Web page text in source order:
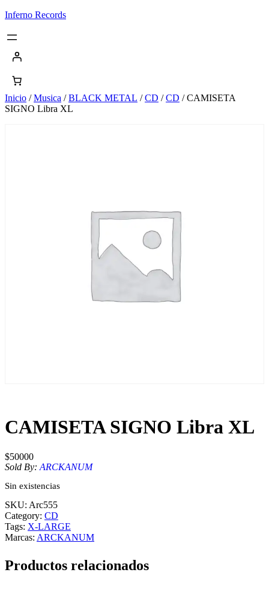
Saltar
contenido
Inferno Records
Inicio /Musica /BLACK METAL /CD /CD / CAMISETA
SIGNO Libra XL
CAMISETA SIGNO Libra XL
$50000
Sold By: ARCKANUM
Sin existencias
SKU: Arc555
Category: CD
Tags: X-LARGE
Marcas: ARCKANUM
Productos relacionados